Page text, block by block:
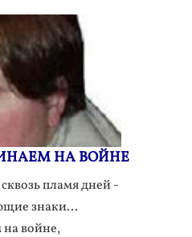
НА ВОЙНЕ
пламя дней -
знаки…
войне,